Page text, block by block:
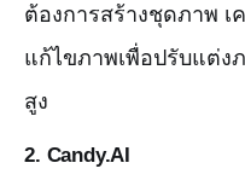
ต้องการสร้างชุดภาพ
แก้ไขภาพเพื่อปรับแต่
สูง
2. Candy.AI